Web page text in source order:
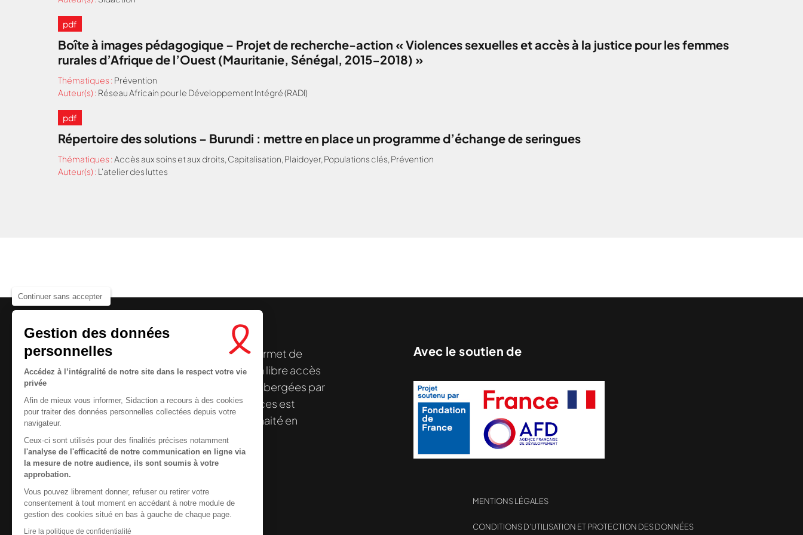
Continuer sans accepter
Gestion des données
personnelles
Accédez à l’intégralité de notre site dans le respect votre vie
privée
Afin de mieux vous informer, Sidaction a recours à des cookies
pour traiter des données personnelles collectées depuis votre
navigateur.
Ceux-ci sont utilisés pour des finalités précises notamment
l'analyse de l'efficacité de notre communication en ligne via
la mesure de notre audience, ils sont soumis à votre
approbation.
Vous pouvez librement donner, refuser ou retirer votre
consentement à tout moment en accédant à notre module de
gestion des cookies situé en bas à gauche de chaque page.
Lire la politique de confidentialité
pdf
Boîte à images pédagogique – Projet de recherche-action « Violences sexuelles et accès à la justice pour les femmes
rurales d’Afrique de l’Ouest (Mauritanie, Sénégal, 2015-2018) »
Thématiques : Prévention
Auteur(s) : Réseau Africain pour le Développement Intégré (RADI)
pdf
Répertoire des solutions – Burundi : mettre en place un programme d’échange de seringues
Thématiques : Accès aux soins et aux droits Capitalisation Plaidoyer, Populations clés Prévention
Auteur(s) : L'atelier des luttes
Nous cherchons le contenu demandé....
Le centre de ressources de Sidactionpermet de
disposer de ressources francophones en libre accès
. À l’origine, hébergées par
la Plateforme ELSA, le Centre de ressources est
désormais gérée par Sidaction qui a souhaité en
reprendre le pilotage.
Avec le soutien de
Contactez-nous
Newsletter
MENTIONS LÉGALES
CONDITIONS D’UTILISATION ET PROTECTION DES DONNÉES